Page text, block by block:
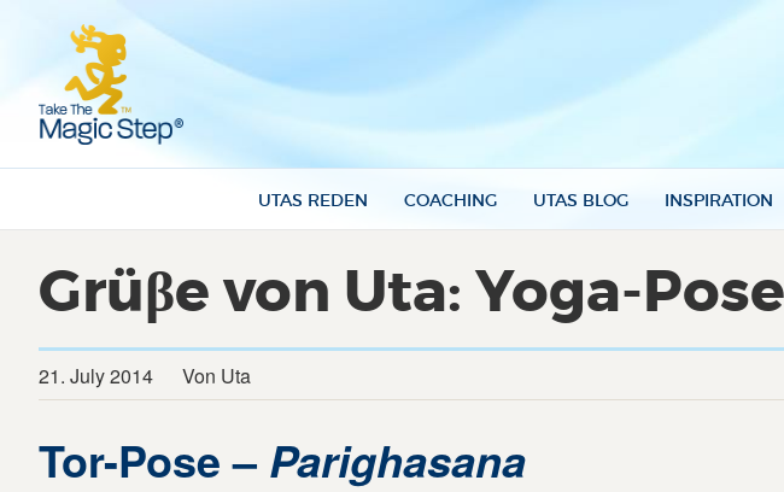
UTAS REDEN COACHING UTAS BLOG INSPIRATION
Grüβe von Uta: Yoga-
21. July 2014 Von Uta
Tor-Pose – Parighasana